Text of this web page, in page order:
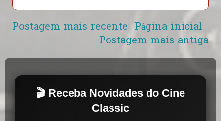
Postagem mais recente
Postagem mais antiga
Página inicial
🎬 Receba Novidades do Cine
Classic